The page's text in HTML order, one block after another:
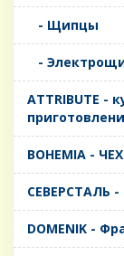
- Щипцы
-
ATTRIBUTE -
BOHEMIA -
CЕВЕРСТАЛЬ
DOMENIK -